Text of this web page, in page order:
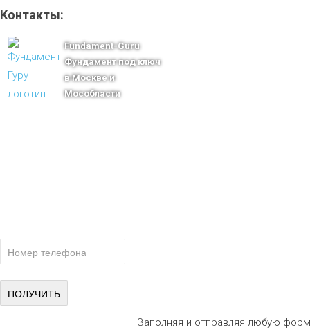
Контакты:
Fundament-Guru
Фундамент под ключ
в Москве и
Мособласти
Заполняя и отправляя любую